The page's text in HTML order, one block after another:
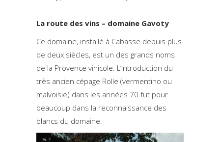
La route des vins – domaine Gavoty
Ce domaine, installé à Cabasse depuis plus
de deux siècles, est un des grands noms
de la Provence vinicole. L’introduction du
très ancien cépage Rolle (vermentino ou
malvoisie) dans les années 70 fut pour
beaucoup dans la reconnaissance des
blancs du domaine.